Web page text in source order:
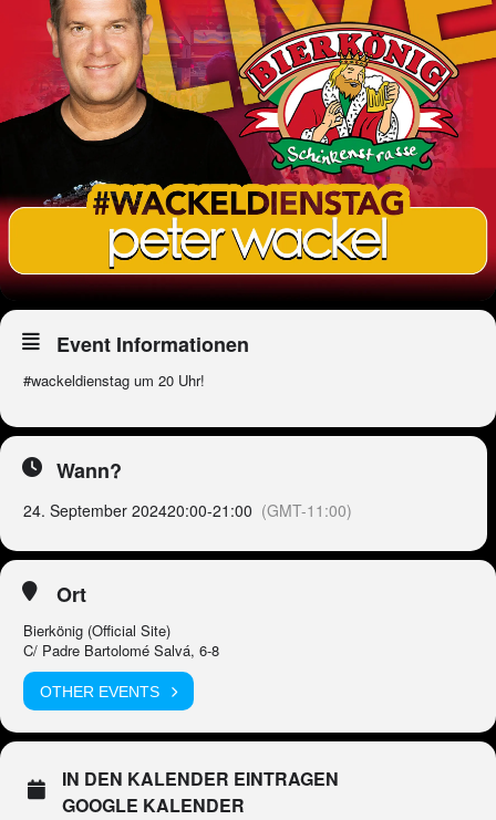
Event Informationen
#wackeldienstag um 20 Uhr!
Wann?
24. September 202420:00-21:00 (GMT-11:00)
Ort
Bierkönig (Official Site)
C/ Padre Bartolomé Salvá, 6-8
OTHER EVENTS
IN DEN KALENDER EINTRAGEN
GOOGLE KALENDER